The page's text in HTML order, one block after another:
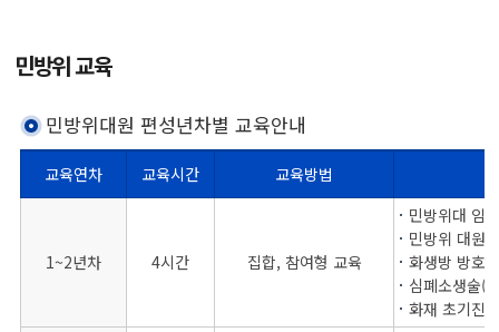
민방위 교육
민방위대원 편성년차별 교육안내
민방위대원 편성년차별 교육안내의 교육연차, 교육시간, 교육방법, 교육내용을 나타낸 표
교육연차 교육시간 교육방법
1~2년차 4시간 집합, 참여형 교육
민방위대 임
민방위 대원
화생방 방호
심폐소생술(
화재 초기진